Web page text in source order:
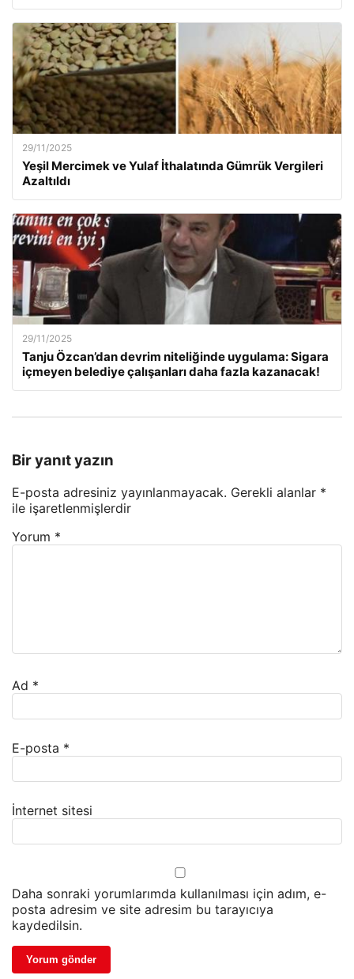
29/11/2025
Yeşil Mercimek ve Yulaf İthalatında Gümrük Vergileri
Azaltıldı
29/11/2025
Tanju Özcan’dan devrim niteliğinde uygulama: Sigara
içmeyen belediye çalışanları daha fazla kazanacak!
Bir yanıt yazın
E-posta adresiniz yayınlanmayacak. Gerekli alanlar *
ile işaretlenmişlerdir
Yorum *
Ad *
E-posta *
İnternet sitesi
Daha sonraki yorumlarımda kullanılması için adım, e-
posta adresim ve site adresim bu tarayıcıya
kaydedilsin.